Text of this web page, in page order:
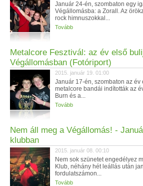
Január 24-én, szombaton egy
Végállomásba: a Zorall. Az
rock himnuszokkal...
Tovább
Metalcore Fesztivál: az év első
Végállomásban (Fotóriport)
2015. január 19. 01:00
Január 17-én, szombaton az év
metalcore bandái indították az
Burn és a...
Tovább
Nem áll meg a Végállomás! -
klubban
2015. január 08. 00:10
Nem sok szünetet engedélyez
Klub, néhány hét leállás után
fordulatszámon...
Tovább